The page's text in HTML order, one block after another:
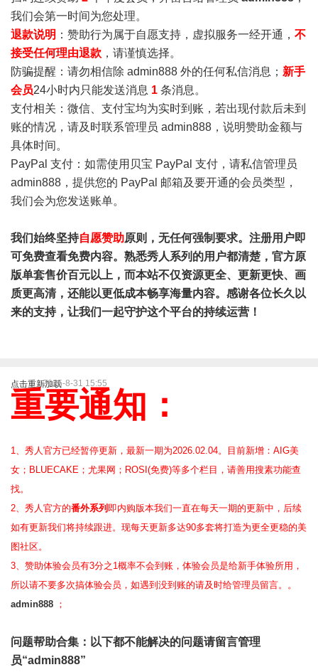
我们会第一时间为您处理。
退款说明 ：赞助行为属于自愿支持，虚拟服务一经开通， 不
接受任何理由退款 ，请谨慎选择。
防骗提醒：请勿相信除 admin888 外的任何私信消息； 新手
会员24小时内只能发送消息 1 条消息。
支付相关：微信、支付宝均为实时到账，若出现付款后未到
账的情况，请及时联系管理员 admin888，说明赞助金额与
具体时间。
PayPal 支付：如需使用贝宝 PayPal 支付，请私信管理员
admin888，提供您的 PayPal 邮箱及要开通的会员类型，
我们会为您发送账单。
我们始终坚持自愿赞助原则，无任何强制要求。注册用户即
可免费查看免费内容。熟悉秀人系列的用户都清楚，官方原
版单套售价百元以上，而本站不仅资源更全、更新更快、画
质更高清，还能以更低成本畅享海量内容。感谢各位长久以
来的支持，让我们一起守护这个平台的持续运营！
点击重新加载2025-8-31 15:55
重要通知：
1、秀人官方已经暂停更新，最新一期为2026.02.04。目前新增：AIG美
女；BLUECAKE；尤果网；ROSI(免费)等多个栏目，请善用搜素功能查
找。
2、 秀人官方的番外系列 即内购版本我们一直在每天一期的更新中，后续
如有更新我们将持续跟进。现每天更新多达90多套将打造为更全更稳的美
图社区。
3、赞助体验会员有3分之1概率不会到账，体验会员是给新手体验所用，
所以请不要多次搞体验会员，如遇到没到账的请及时给管理员留言。。
admin888 ；
问题帮助合集 ：以下都不能解决的问题请留言管理
员“admin888”